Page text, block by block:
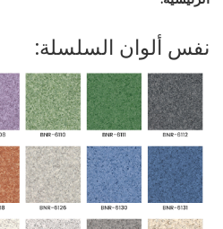
نفس ألوان السلسلة: